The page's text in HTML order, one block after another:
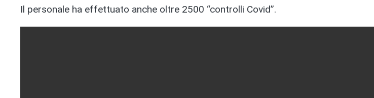
Il personale ha effettuato anche oltre 2500 “controlli Covid”.